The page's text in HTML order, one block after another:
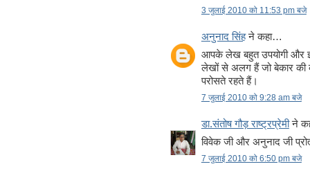
3 जुलाई 2010 को 11:53 pm बजे
अनुनाद सिंहने कहा…
आपके लेख बहुत उपयोगी और
लेखों से अलग हैं जो बेकार की
परोसते रहते हैं।
7 जुलाई 2010 को 9:28 am बजे
डा.संतोष गौड़ राष्ट्रप्रेमीने
विवेक जी और अनुनाद जी
7 जुलाई 2010 को 6:50 pm बजे